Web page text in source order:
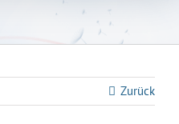
Zurück